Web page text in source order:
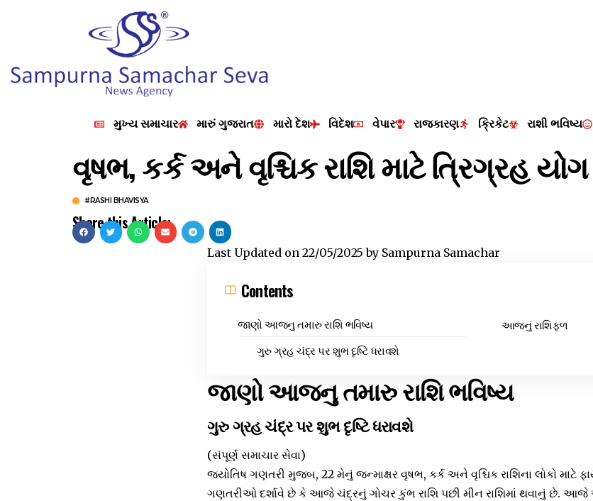
મુખ્ય સમાચાર મારું ગુજરાત મારો દેશ વિદેશ વેપાર રાજકારણ ક્રિકેટ રાશી ભવિષ્ય
વૃષભ, કર્ક અને વૃશ્ચિક રાશિ માટે ત્રિગ્રહ
#RASHI BHAVISYA
Share this Article:
Last Updated on 22/05/2025 by Sampurna Samachar
Contents
જાણો આજનુ તમારુ રાશિ ભવિષ્ય
ગુરુ ગ્રહ ચંદ્ર પર શુભ દૃષ્ટિ ધરાવશે
આજનું રાશિફળ
જાણો આજનુ તમારુ રાશિ ભવિષ્ય
ગુરુ ગ્રહ ચંદ્ર પર શુભ દૃષ્ટિ ધરાવશે
(સંપૂર્ણ સમાચાર સેવા)
જ્યોતિષ ગણતરી મુજબ, 22 મેનું જન્માક્ષર વૃષભ, કર્ક અને વૃશ્ચિક રાશિના લોકો માટે
ગણતરીઓ દર્શાવે છે કે આજે ચંદ્રનું ગોચર કુંભ રાશિ પછી મીન રાશિમાં થવાનું છે.